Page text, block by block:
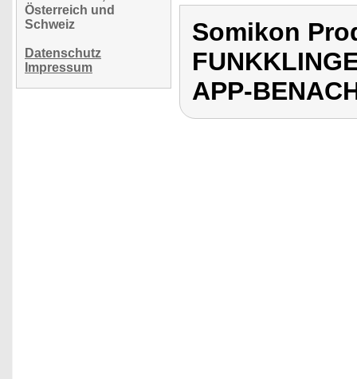
Österreich und
Schweiz
Datenschutz
Impressum
Somikon
APP-